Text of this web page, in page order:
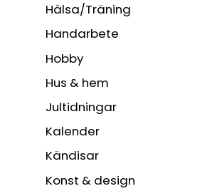
Hälsa/Träning
Handarbete
Hobby
Hus & hem
Jultidningar
Kalender
Kändisar
Konst & design